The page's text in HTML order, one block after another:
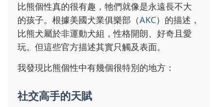
比熊個性真的很有趣，牠們就像是永遠長不大
的孩子。根據美國犬業俱樂部（AKC）的描述，
比熊犬屬於非運動犬組，性格開朗、好奇且愛
玩。但這些官方描述其實只觸及表面。
我發現比熊個性中有幾個很特別的地方：
社交高手的天賦